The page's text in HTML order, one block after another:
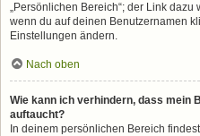
„Persönlichen Bereich“; der Link
wenn du auf deinen Benutzernamen
Einstellungen ändern.
Nach oben
Wie kann ich verhindern, dass mein
auftaucht?
In deinem persönlichen Bereich